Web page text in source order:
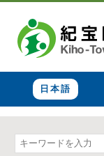
日本語